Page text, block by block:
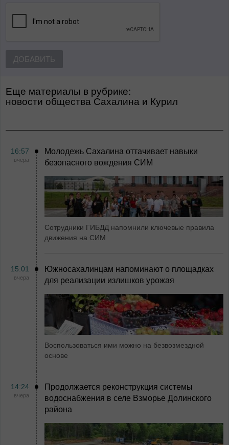
ДОБАВИТЬ
Еще материалы в рубрике:
Новости общества Сахалина и Курил
16:57
вчера
Молодежь Сахалина оттачивает навыки
безопасного вождения СИМ
Сотрудники ГИБДД напомнили ключевые правила
движения на СИМ
15:01
вчера
Южносахалинцам напоминают о площадках
для реализации излишков урожая
Воспользоваться ими можно на безвозмездной
основе
14:24
вчера
Продолжается реконструкция системы
водоснабжения в селе Взморье Долинского
района